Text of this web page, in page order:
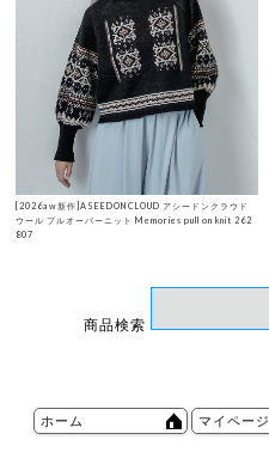
[2026aw新作]ASEEDONCLOUD アシードンクラウド
ウール プルオーバーニット Memories pull on knit 262
807
商品検索
ホーム マイページ